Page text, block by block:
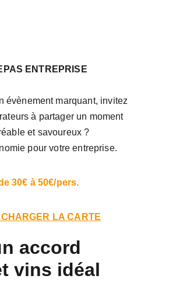
ENTREPRISE
évènement marquant, invitez
à partager un moment
et savoureux ?
pour votre entreprise.
30€ à 50€/pers.
LA CARTE
accord
vins idéal